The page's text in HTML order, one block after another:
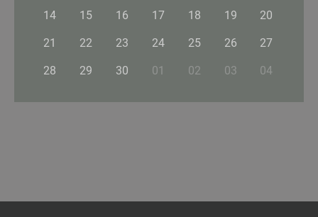
14 15 16 17 18 19 20
21 22 23 24 25 26 27
28 29 30 01 02 03 04